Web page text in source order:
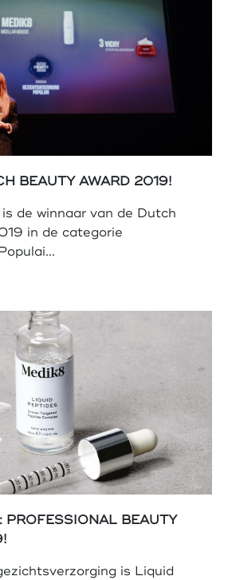
BEAUTY AWARD 2019!
de winnaar van de Dutch
in de categorie
PROFESSIONAL BEAUTY
is Liquid